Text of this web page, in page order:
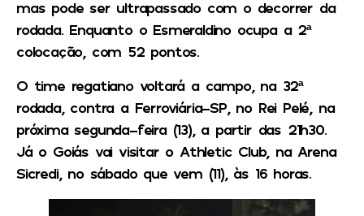
mas pode ser ultrapassado com o decorrer da
rodada. Enquanto o Esmeraldino ocupa a 2ª
colocação, com 52 pontos.
O time regatiano voltará a campo, na 32ª
rodada, contra a Ferroviária-SP, no Rei Pelé, na
próxima segunda-feira (13), a partir das 21h30.
Já o Goiás vai visitar o Athletic Club, na Arena
Sicredi, no sábado que vem (11), às 16 horas.